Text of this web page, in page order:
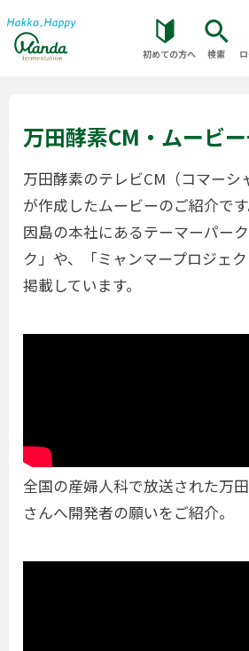
初めての方へ 検索
万田酵素CM・ムービ
万田酵素のテレビCM（コマーシ
が作成したムービーのご紹介です
因島の本社にあるテーマーパー
ク」や、「ミャンマープロジェ
掲載しています。
全国の産婦人科で放送された万
さんへ開発者の願いをご紹介。